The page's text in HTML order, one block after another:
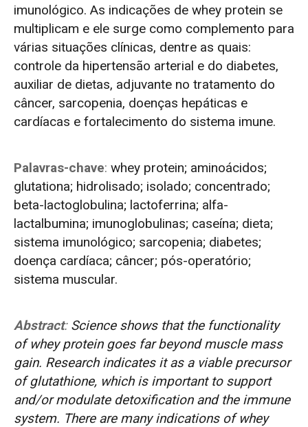
imunológico. As indicações de whey protein se
multiplicam e ele surge como complemento para
várias situações clínicas, dentre as quais:
controle da hipertensão arterial e do diabetes,
auxiliar de dietas, adjuvante no tratamento do
câncer, sarcopenia, doenças hepáticas e
cardíacas e fortalecimento do sistema imune.
Palavras-chave: whey protein; aminoácidos;
glutationa; hidrolisado; isolado; concentrado;
beta-lactoglobulina; lactoferrina; alfa-
lactalbumina; imunoglobulinas; caseína; dieta;
sistema imunológico; sarcopenia; diabetes;
doença cardíaca; câncer; pós-operatório;
sistema muscular.
Abstract: Science shows that the functionality
of whey protein goes far beyond muscle mass
gain. Research indicates it as a viable precursor
of glutathione, which is important to support
and/or modulate detoxification and the immune
system. There are many indications of whey